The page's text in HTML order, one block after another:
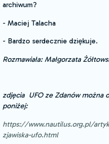
archiwum?
- Maciej Talacha
- Bardzo serdecznie dziękuje.
Rozmawiała: Małgorzata
zdjęcia UFO ze Zdanów można
poniżej:
https://www.nautilus.org.pl/
zjawiska-ufo.html